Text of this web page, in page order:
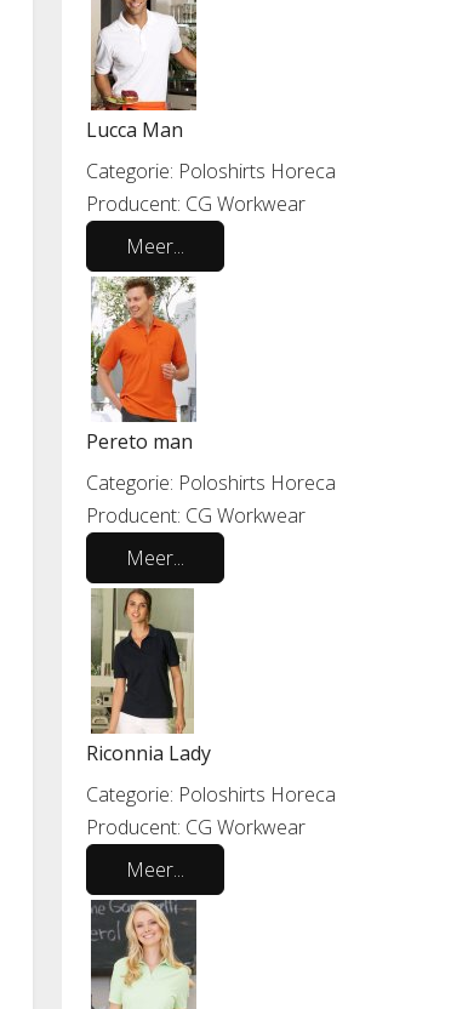
Lucca Man
Categorie: Poloshirts Horeca
Producent: CG Workwear
Meer...
Pereto man
Categorie: Poloshirts Horeca
Producent: CG Workwear
Meer...
Riconnia Lady
Categorie: Poloshirts Horeca
Producent: CG Workwear
Meer...